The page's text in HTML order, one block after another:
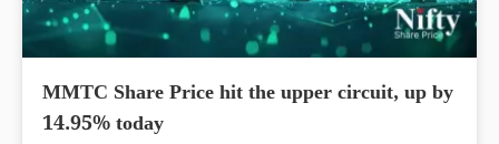
MMTC Share Price hit the upper circuit, up by
14.95% today